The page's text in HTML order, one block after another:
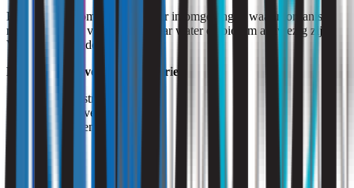
Endotoxinen komen vooral voor in omgevingen waarin organisch
materiaal wordt verwerkt of waar water en biofilm aanwezig zijn.
Veelvoorkomende bronnen zijn:
Landbouw en voedingsindustrie
mest- en stroverwerking,
graan en veevoer,
compost en groenafval.